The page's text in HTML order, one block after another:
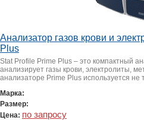
Анализатор газов крови и
Plus
Stat Profile Prime Plus – это компактный
анализирует газы крови, электролиты,
анализаторе Prime Plus используется
Марка:
Размер:
Цена: по запросу